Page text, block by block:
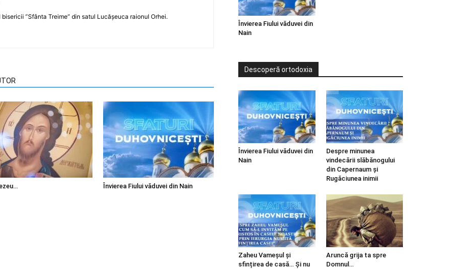
”Sfânta Treime” din satul Lucășeuca raionul Orhei.
Învierea Fiului văduvei din Nain
Învierea Fiului văduvei din
Nain
Descoperă ortodoxia
Învierea Fiului văduvei din
Nain
Despre minunea
vindecării slăbănogului
din Capernaum și
Rugăciunea inimii
Zaheu Vameșul și
sfințirea de casă… Și nu
Aruncă grija ta spre
Domnul…